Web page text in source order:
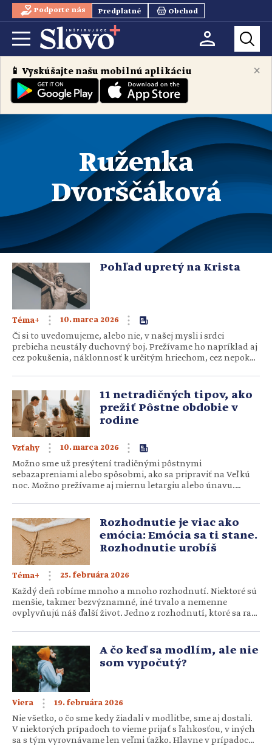
Podporte nás Predplatné Obchod
×
📱 Vyskúšajte našu mobilnú aplikáciu
Ruženka
Dvorščáková
Pohľad upretý na Krista
Téma+ 10. marca 2026
Či si to uvedomujeme, alebo nie, v našej mysli i srdci
prebieha neustály duchovný boj. Prežívame ho napríklad aj
cez pokušenia, náklonnosť k určitým hriechom, cez nepokoj
sklon fixovať sa na problém alebo pocit, ktorý nás ťaží, čím
mu však nechcene dávame nad sebou ešte…
11 netradičných tipov, ako
prežiť Pôstne obdobie v
rodine
Vzťahy 10. marca 2026
Možno sme už presýtení tradičnými pôstnymi
sebazapreniami alebo spôsobmi, ako sa pripraviť na Veľkú
noc. Možno prežívame aj miernu letargiu alebo únavu.
ktorých je ťažko nájsť vhodnú formu postenia sa. Prinášame
preto 11 netradičných tipov, ako prežiť Pôst v rodine inak
a zároveň stále…
Rozhodnutie je viac ako
emócia: Emócia sa ti stane.
Rozhodnutie urobíš
Téma+ 25. februára 2026
Každý deň robíme mnoho a mnoho rozhodnutí. Niektoré sú
menšie, takmer bezvýznamné, iné trvalo a nemenne
ovplyvňujú náš ďalší život. Jedno z rozhodnutí, ktoré sa radí
ktoré sme kedysi povedali pred oltárom. Jeho zásadnosť sa
však premieta a ovplyvňuje naše ďalšie dni. Rozhodnutie pre
svojho manželského partnera, ktoré sme vyjadrili
v manželskom […]
A čo keď sa modlím, ale nie
som vypočutý?
Viera 19. februára 2026
Nie všetko, o čo sme kedy žiadali v modlitbe, sme aj dostali.
V niektorých prípadoch to vieme prijať s ľahkosťou, v iných
sa s tým vyrovnávame len veľmi ťažko. Hlavne v prípadoch,